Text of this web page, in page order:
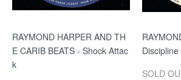
RAYMOND HARPER AND TH
E CARIB BEATS - Shock Attac
k
Discipline
SOLD